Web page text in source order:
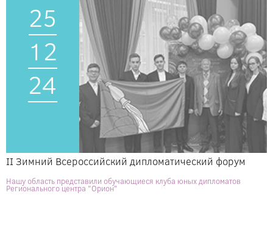
25
12
24
II Зимний Всероссийский дипломатический форум
Нашу область представили обучающиеся клуба юных дипломатов
Регионального центра "Орион"